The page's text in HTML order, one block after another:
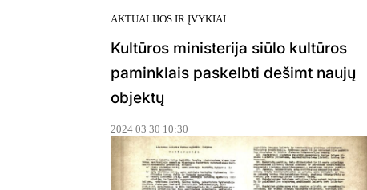
AKTUALIJOS IR ĮVYKIAI
Kultūros ministerija siūlo kultūros
paminklais paskelbti dešimt naujų
objektų
2024 03 30 10:30